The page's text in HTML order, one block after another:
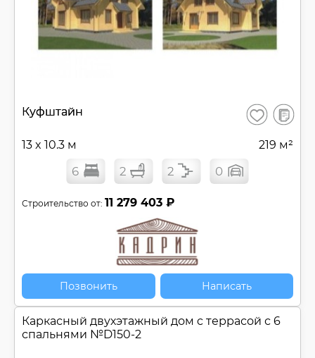
Куфштайн Сохранить
В
13 x 10.3 м 219 м²
6 2 2 0
Строительство от: 11 279 403 ₽
Позвонить Написать
Каркасный двухэтажный дом c террасой с 6
спальнями №D150-2